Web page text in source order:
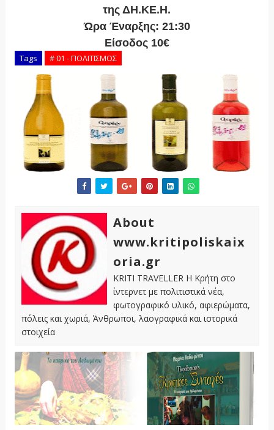
της ΔΗ.ΚΕ.Η.
Ώρα Έναρξης: 21:30
Είσοδος 10€
Tags # 01 - ΠΟΛΙΤΙΣΜΟΣ
About
www.kritipoliskaix
oria.gr
KRITI TRAVELLER Η Κρήτη στο
ίντερνετ με πολιτιστικά νέα,
φωτογραφικό υλικό, αφιερώματα,
πόλεις και χωριά, Άνθρωποι, λαογραφικά και ιστορικά
στοιχεία